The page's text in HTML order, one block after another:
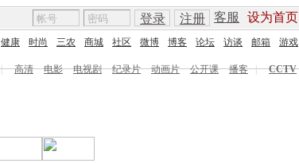
客服 设为首页
登录 注册
健康 时尚 三农 商城 社区 微博 博客 论坛 访谈 邮箱 游戏
| 高清 电影 电视剧 纪录片 动画片 公开课 播客 |
CCTV